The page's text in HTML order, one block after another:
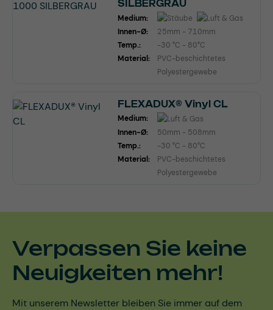
SILBERGRAU
Medium:
Innen-Ø:
25mm - 710mm
Temp.:
-30 °C - 80°C
Material:
PVC-beschichtetes
Polyestergewebe
FLEXADUX® Vinyl CL
Medium:
Innen-Ø:
50mm - 508mm
Temp.:
-30 °C - 80°C
Material:
PVC-beschichtetes
Polyestergewebe
Verpassen Sie keine
Neuigkeiten mehr!
Mit unserem Newsletter bleiben Sie immer auf dem